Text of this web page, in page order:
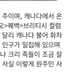
이며, 캐나다에서 온
>퀘백>브리티시 컬럼
리 캐나다 불어 화자
구가 밀집해 있으며
크리 족들이 조금 살
실 이렇게 원주민 사